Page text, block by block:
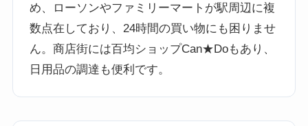
め、ローソンやファミリーマートが駅周辺に複
数点在しており、24時間の買い物にも困りませ
ん。商店街には百均ショップCan★Doもあり、
日用品の調達も便利です。